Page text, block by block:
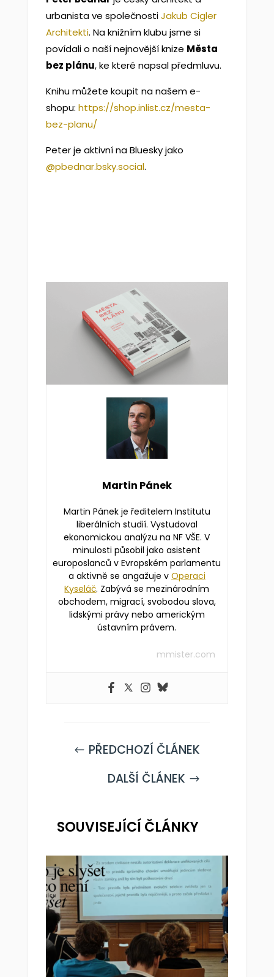
urbanista ve společnosti⁠Jakub Cigler
Architekti⁠. Na knižním klubu jsme si
povídali o naší nejnovější knize Města
bez plánu, ke které napsal předmluvu.
Knihu můžete koupit na našem e-
shopu: ⁠https://shop.inlist.cz/mesta-
bez-planu/⁠
Peter je aktivní na Bluesky jako
⁠@pbednar.bsky.social⁠.
Martin Pánek
Martin Pánek je ředitelem Institutu
liberálních studií. Vystudoval
ekonomickou analýzu na NF VŠE. V
minulosti působil jako asistent
europoslanců v Evropském parlamentu
a aktivně se angažuje v Operaci
Kyseláč. Zabývá se mezinárodním
obchodem, migrací, svobodou slova,
lidskými právy nebo americkým
ústavním právem.
mmister.com
# PŘEDCHOZÍ ČLÁNEK
DALŠÍ ČLÁNEK $
SOUVISEJÍCÍ ČLÁNKY